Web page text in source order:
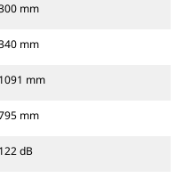
mm
mm
1091 mm
mm
122 dB